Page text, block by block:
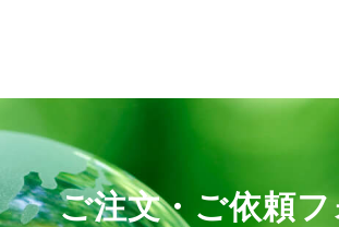
ご注文・ご依頼フ